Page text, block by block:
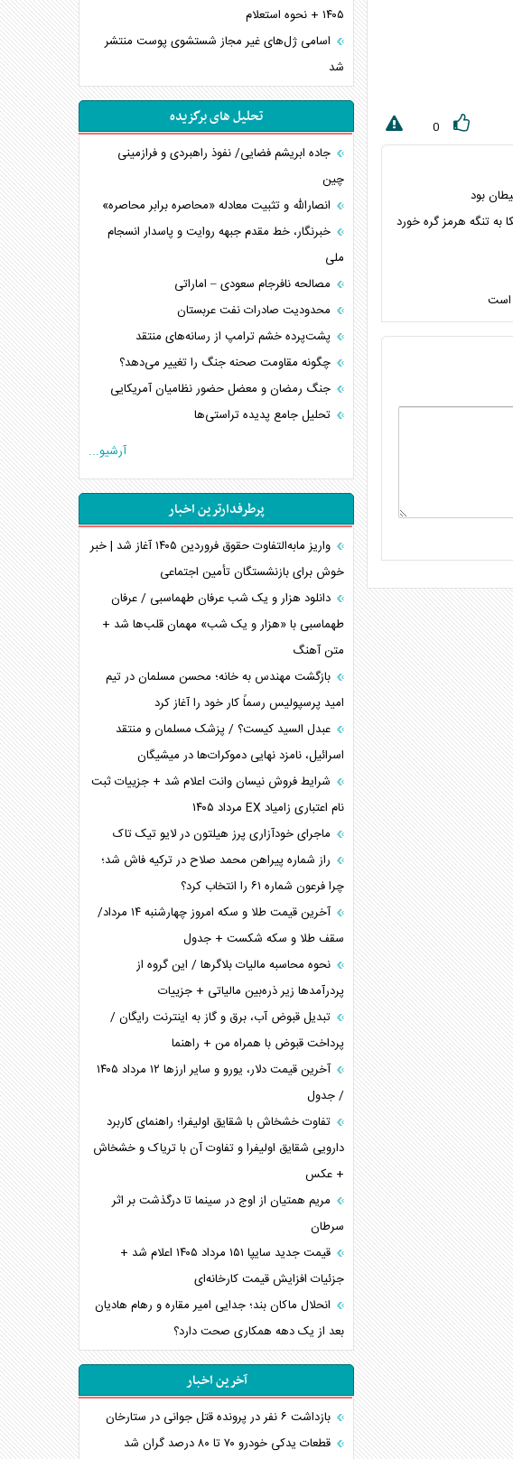
0
بود
به تنگه هرمز گره خورد
است
۱۴۰۵ + نحوه استعلام
اسامی ژل‌های غیر مجاز شستشوی پوست منتشر
شد
تحلیل های برگزیده
جاده ابریشم فضایی/ نفوذ راهبردی و فرازمینی
چین
انصارالله و تثبیت معادله «محاصره برابر محاصره»
خبرنگار، خط مقدم جبهه روایت و پاسدار انسجام
ملی
مصالحه نافرجام سعودی – اماراتی
محدودیت صادرات نفت عربستان
پشت‌پرده خشم ترامپ از رسانه‌های منتقد
چگونه مقاومت صحنه جنگ را تغییر می‌دهد؟
جنگ رمضان و معضل حضور نظامیان آمریکایی
تحلیل جامع پدیده تراستی‌ها
غرب
اربعین، کابوس مشترک تل‌آویو-واشنگتن
برنامه هفتم توسعه در نقطه کور سیاستگذاری
کنوانسیون دریای خزر در راستای منافع ملی است؟
اوکراین بازوی مخرب آمریکا در غرب آسیا
اهمیت راهبردی اردن برای آمریکا
پیام، ظرفیت بالفعل‌نشده تجارت ایران
همسویی عربستان با سنتکام علیه متحدان ایران
ترامپ و توهم خلع سلاح حماس
چرا کویت به دنبال شریک امنیتی جدید است؟
آرشیو...
پرطرفدارترین اخبار
واریز مابه‌التفاوت حقوق فروردین ۱۴۰۵ آغاز شد | خبر
خوش برای بازنشستگان تأمین اجتماعی
دانلود هزار و یک شب عرفان طهماسبی / عرفان
طهماسبی با «هزار و یک شب» مهمان قلب‌ها شد +
متن آهنگ
بازگشت مهندس به خانه؛ محسن مسلمان در تیم
امید پرسپولیس رسماً کار خود را آغاز کرد
عبدل السید کیست؟ / پزشک مسلمان و منتقد
اسرائیل، نامزد نهایی دموکرات‌ها در میشیگان
شرایط فروش نیسان وانت اعلام شد + جزییات ثبت
نام اعتباری زامیاد EX مرداد ۱۴۰۵
ماجرای خودآزاری پرز هیلتون در لایو تیک تاک
راز شماره پیراهن محمد صلاح در ترکیه فاش شد؛
چرا فرعون شماره ۶۱ را انتخاب کرد؟
آخرین قیمت طلا و سکه امروز چهارشنبه ۱۴ مرداد/
سقف طلا و سکه شکست + جدول
نحوه محاسبه مالیات بلاگر‌ها / این گروه از
پردرآمد‌ها زیر ذره‌بین مالیاتی + جزییات
تبدیل قبوض آب، برق و گاز به اینترنت رایگان /
پرداخت قبوض با همراه من + راهنما
آخرین قیمت دلار، یورو و سایر ارز‌ها ۱۲ مرداد ۱۴۰۵
/ جدول
تفاوت خشخاش با شقایق اولیفرا؛ راهنمای کاربرد
دارویی شقایق اولیفرا و تفاوت آن با تریاک و خشخاش
+ عکس
مریم همتیان از اوج در سینما تا درگذشت بر اثر
سرطان
قیمت جدید سایپا ۱۵۱ مرداد ۱۴۰۵ اعلام شد +
جزئیات افزایش قیمت کارخانه‌ای
انحلال ماکان بند؛ جدایی امیر مقاره و رهام هادیان
بعد از یک دهه همکاری صحت دارد؟
آخرین اخبار
بازداشت ۶ نفر در پرونده قتل جوانی در ستارخان
قطعات یدکی خودرو ۷۰ تا ۸۰ درصد گران شد